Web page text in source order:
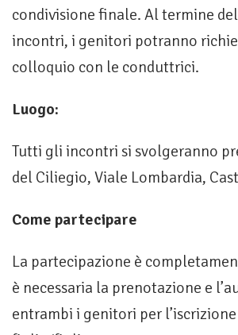
condivisione finale. Al termine
incontri, i genitori potranno
colloquio con le conduttrici.
Luogo:
Tutti gli incontri si svolgeranno
del Ciliegio, Viale Lombardia,
Come partecipare
La partecipazione è
è necessaria la prenotazione e
entrambi i genitori per